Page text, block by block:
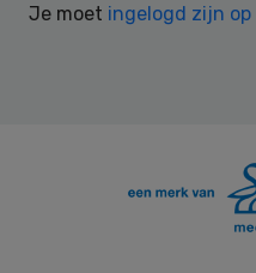
Je moet ingelogd zijn op